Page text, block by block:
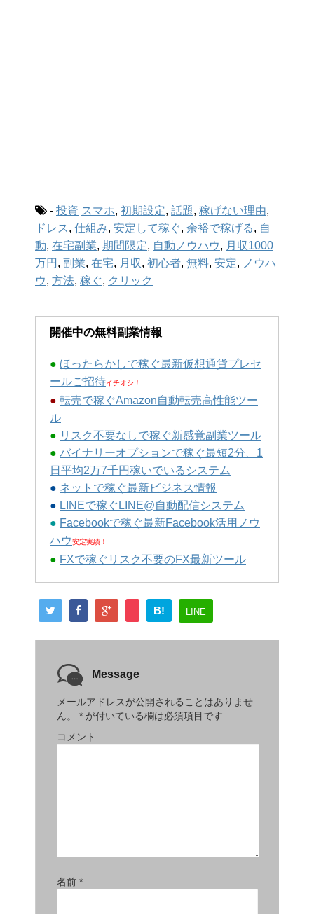
- 投資 スマホ, 初期設定, 話題, 稼げない理由,
ドレス , 仕組み, 安定して稼ぐ, 余裕で稼げる, 自
動, 在宅副業, 期間限定, 自動ノウハウ, 月収1000
万円 , 副業, 在宅, 月収, 初心者, 無料, 安定, ノウハ
ウ, 方法, 稼ぐ, クリック
開催中の無料副業情報
● ほったらかしで稼ぐ最新仮想通貨プレセ
ールご招待イチオシ！
● 転売で稼ぐAmazon自動転売高性能ツー
ル
● リスク不要なしで稼ぐ新感覚副業ツール
● バイナリーオプションで稼ぐ最短2分、1
日平均2万7千円稼いでいるシステム
● ネットで稼ぐ最新ビジネス情報
● LINEで稼ぐLINE@自動配信システム
● Facebookで稼ぐ最新Facebook活用ノウ
ハウ安定実績！
● FXで稼ぐリスク不要のFX最新ツール
B! LINE
Message
メールアドレスが公開されることはありませ
ん。
* が付いている欄は必須項目です
コメント
名前 *